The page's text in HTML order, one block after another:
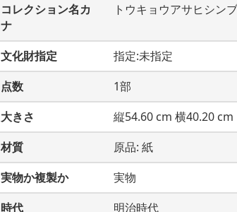
コレクション名カ
ナ
トウキョウアサヒシン
文化財指定
指定:未指定
点数
1部
大きさ
縦54.60 cm 横40.20 cm
材質
原品: 紙
実物か複製か
実物
時代
明治時代